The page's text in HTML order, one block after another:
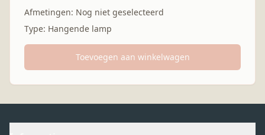
Afmetingen: Nog niet geselecteerd
Type: Hangende lamp
Toevoegen aan winkelwagen